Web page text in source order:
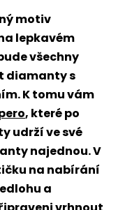
motiv
lepkavém
všechny
diamanty s
K tomu vám
, které po
udrží ve své
najednou. V
na nabírání
a